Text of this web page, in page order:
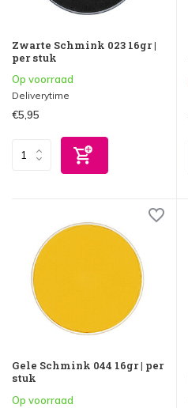
Zwarte Schmink 023 16gr |
per stuk
Op voorraad
Deliverytime
€5,95
Gele Schmink 044 16gr | per
stuk
Op voorraad